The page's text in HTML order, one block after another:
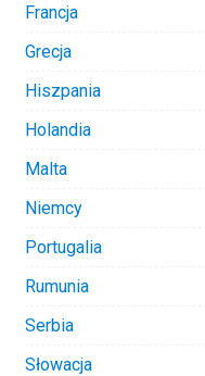
Francja
Grecja
Hiszpania
Holandia
Malta
Niemcy
Portugalia
Rumunia
Serbia
Słowacja